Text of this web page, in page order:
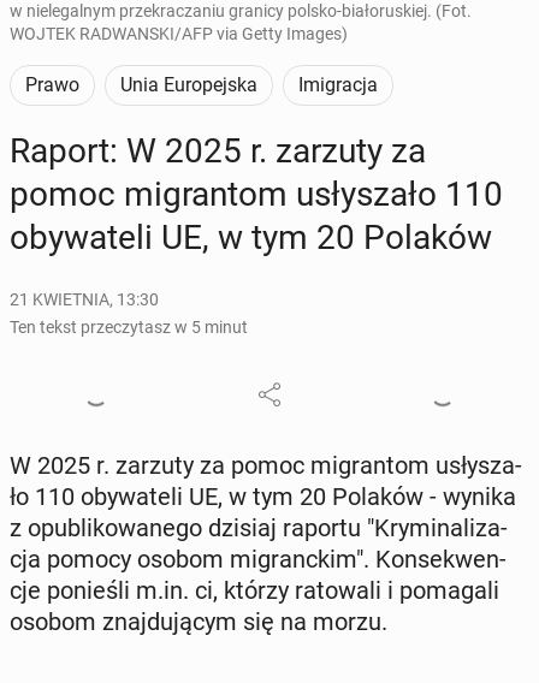
w nielegalnym przekraczaniu granicy polsko-białoruskiej. (Fot.
WOJTEK RADWANSKI/AFP via Getty Images)
Prawo Unia Europejska Imigracja
Raport: W 2025 r. zarzuty za
pomoc mi­gran­tom usły­sza­ło 110
oby­wa­te­li UE, w tym 20 Polaków
21 KWIETNIA, 13:30
Ten tekst przeczytasz w 5 minut
W 2025 r. zarzuty za pomoc mi­gran­tom usły­sza­
ło 110 oby­wa­te­li UE, w tym 20 Polaków - wynika
z opu­bli­ko­wa­ne­go dzisiaj raportu "Kry­mi­na­li­za­
cja pomocy osobom mi­granc­kim". Kon­se­kwen­
cje po­nie­śli m.in. ci, którzy ra­to­wa­li i po­ma­ga­li
osobom znaj­du­ją­cym się na morzu.